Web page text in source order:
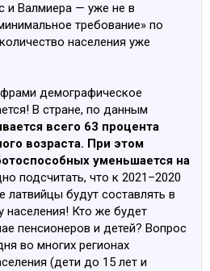
и Валмиера — уже не в
требование» по
населения уже
демографическое
В стране, по данным
всего 63 процента
возраста. При этом
уменьшается на
подсчитать, что к 2021–2020
будут составлять в
населения! Кто же будет
пенсионеров и детей? Вопрос
во многих регионах
(дети до 15 лет и